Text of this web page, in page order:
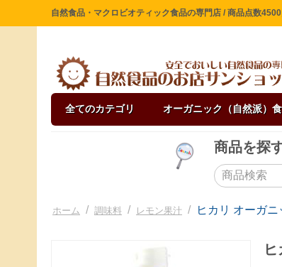
自然食品・マクロビオティック食品の専門店 / 商品点数
全てのカテゴリ オーガニック（自然派）
商品を探
ホーム / 調味料 / レモン果汁 / ヒカリ オーガ